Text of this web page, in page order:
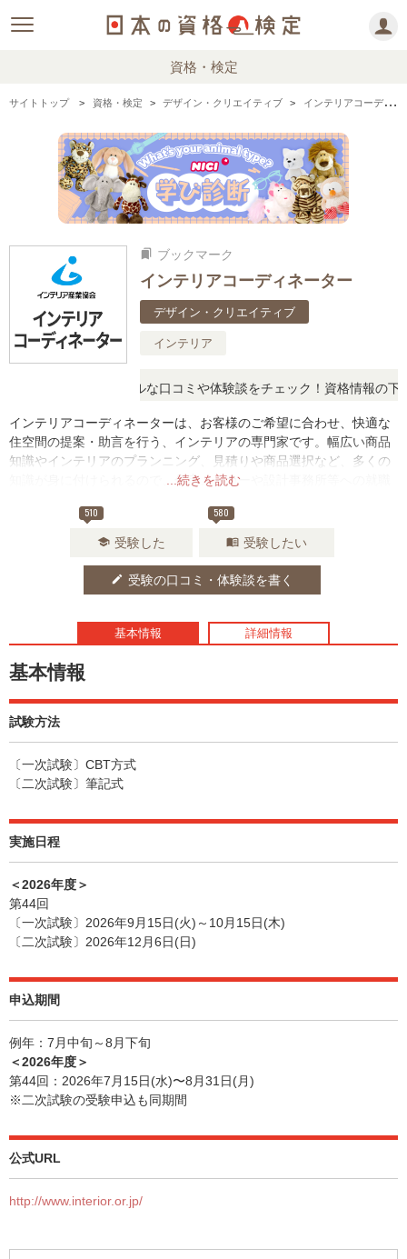
資格・検定
サイトトップ 資格・検定 デザイン・クリエイティブ インテリアコーディネーターの情報まとめ
bookmarks ブックマーク
インテリアコーディネーター
デザイン・クリエイティブ
インテリア
に思ったら、リアルな口コミや体験談をチェック！資格情報の下か
...続きを読む
インテリアコーディネーターは、お客様のご希望に合わせ、快適な
住空間の提案・助言を行う、インテリアの専門家です。幅広い商品
知識やインテリアのプランニング、見積りや商品選択など、多くの
知識が身に付けられるので、住宅メーカーや設計事務所等への就職
510
school 受験した
580
menu_book 受験したい
edit 受験の口コミ・体験談を書く
基本情報 詳細情報
基本情報
試験方法
〔一次試験〕CBT方式
〔二次試験〕筆記式
実施日程
＜2026年度＞
第44回
〔一次試験〕2026年9月15日(火)～10月15日(木)
〔二次試験〕2026年12月6日(日)
申込期間
例年：7月中旬～8月下旬
＜2026年度＞
第44回：2026年7月15日(水)〜8月31日(月)
※二次試験の受験申込も同期間
公式URL
http://www.interior.or.jp/